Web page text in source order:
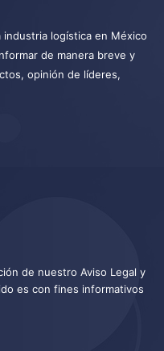
industria logística en México
de manera breve y
opinión de líderes,
de nuestro Aviso Legal y
es con fines informativos